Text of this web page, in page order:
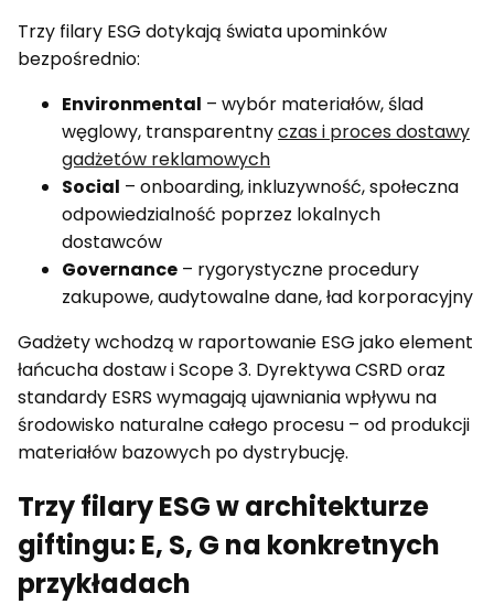
Trzy filary ESG dotykają świata upominków
bezpośrednio:
Environmental – wybór materiałów, ślad
węglowy, transparentnyczas i proces dostawy
gadżetów reklamowych
Social – onboarding, inkluzywność, społeczna
odpowiedzialność poprzez lokalnych
dostawców
Governance – rygorystyczne procedury
zakupowe, audytowalne dane, ład korporacyjny
Gadżety wchodzą w raportowanie ESG jako element
łańcucha dostaw i Scope 3. Dyrektywa CSRD oraz
standardy ESRS wymagają ujawniania wpływu na
środowisko naturalne całego procesu – od produkcji
materiałów bazowych po dystrybucję.
Trzy filary ESG w architekturze
giftingu: E, S, G na konkretnych
przykładach